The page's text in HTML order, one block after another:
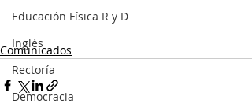
Educación Física R y D
Inglés
Rectoría
Democracia
Comunicados